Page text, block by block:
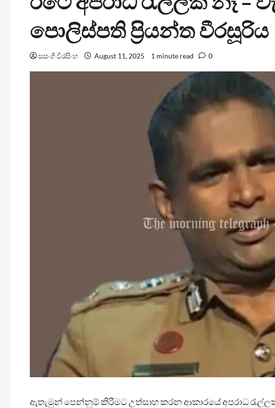
පොලිස්පති ප්‍රියන්ත වීරසූරිය
සසංගි වීරසිංහ August 11, 2025 1 minute read 0
ඇතැමුන් පෙන්නුම් කිරීමට උත්සාහ කරන ආකාරයේ අපරාධ